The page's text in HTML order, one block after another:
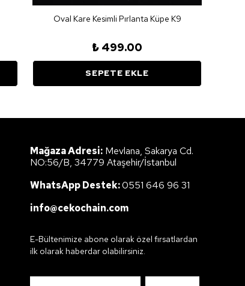
Oval Kare Kesimli Pırlanta Küpe K9
₺ 499.00
SEPETE EKLE
Mağaza Adresi: Mevlana, Sakarya Cd.
NO:56/B, 34779 Ataşehir/İstanbul
WhatsApp Destek:0551 646 96 31
info@cekochain.com
E-Bültenimize abone olarak özel fırsatlardan
ilk olarak haberdar olabilirsiniz.